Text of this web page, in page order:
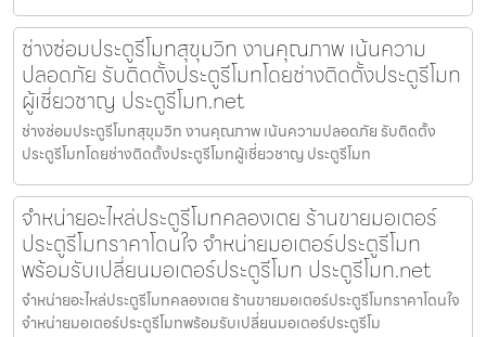
ช่างซ่อมประตูรีโมทสุขุมวิท งานคุณภาพ เน้นความ
ปลอดภัย รับติดตั้งประตูรีโมทโดยช่างติดตั้งประตูรีโมท
ผู้เชี่ยวชาญ ประตูรีโมท.net
ช่างซ่อมประตูรีโมทสุขุมวิท งานคุณภาพ เน้นความปลอดภัย รับติดตั้ง
ประตูรีโมทโดยช่างติดตั้งประตูรีโมทผู้เชี่ยวชาญ ประตูรีโมท
จำหน่ายอะไหล่ประตูรีโมทคลองเตย ร้านขายมอเตอร์
ประตูรีโมทราคาโดนใจ จำหน่ายมอเตอร์ประตูรีโมท
พร้อมรับเปลี่ยนมอเตอร์ประตูรีโมท ประตูรีโมท.net
จำหน่ายอะไหล่ประตูรีโมทคลองเตย ร้านขายมอเตอร์ประตูรีโมทราคาโดนใจ
จำหน่ายมอเตอร์ประตูรีโมทพร้อมรับเปลี่ยนมอเตอร์ประตูรีโม